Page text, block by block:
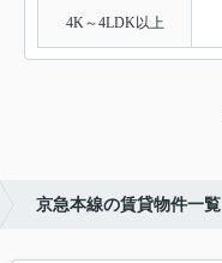
4K～4LDK以上
京急本線の賃貸物件一覧